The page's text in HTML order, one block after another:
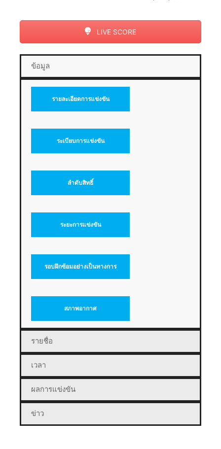
LIVE SCORE
ข้อมูล
รายละเอียดการแข่งขัน
ระเบียบการแข่งขัน
ลำดับสิทธิ์
ระยะการแข่งขัน
รอบฝึกซ้อมอย่างเป็นทางการ
สภาพอากาศ
รายชื่อ
เวลา
ผลการแข่งขัน
ข่าว